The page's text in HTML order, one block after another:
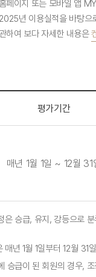
페이지 또는 모바일 앱
년 이용실적을 바탕
하여 보다 자세한 내용은
평가기간
매년 1월 1일 ~ 12월 31
은 승급, 유지, 강등으로
매년 1월 1일부터 12월 31
승급이 된 회원의 경우,